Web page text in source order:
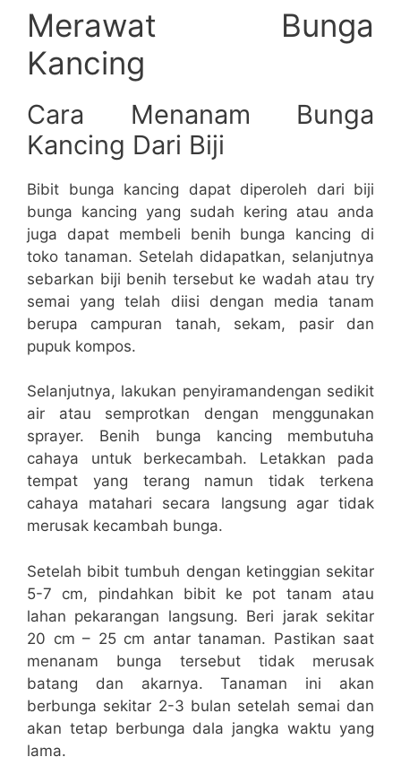
Merawat Bunga
Kancing
Cara Menanam Bunga
Kancing Dari Biji
Bibit bunga kancing dapat diperoleh dari biji
bunga kancing yang sudah kering atau anda
juga dapat membeli benih bunga kancing di
toko tanaman. Setelah didapatkan, selanjutnya
sebarkan biji benih tersebut ke wadah atau try
semai yang telah diisi dengan media tanam
berupa campuran tanah, sekam, pasir dan
pupuk kompos.
Selanjutnya, lakukan penyiramandengan sedikit
air atau semprotkan dengan menggunakan
sprayer. Benih bunga kancing membutuha
cahaya untuk berkecambah. Letakkan pada
tempat yang terang namun tidak terkena
cahaya matahari secara langsung agar tidak
merusak kecambah bunga.
Setelah bibit tumbuh dengan ketinggian sekitar
5-7 cm, pindahkan bibit ke pot tanam atau
lahan pekarangan langsung. Beri jarak sekitar
20 cm – 25 cm antar tanaman. Pastikan saat
menanam bunga tersebut tidak merusak
batang dan akarnya. Tanaman ini akan
berbunga sekitar 2-3 bulan setelah semai dan
akan tetap berbunga dala jangka waktu yang
lama.